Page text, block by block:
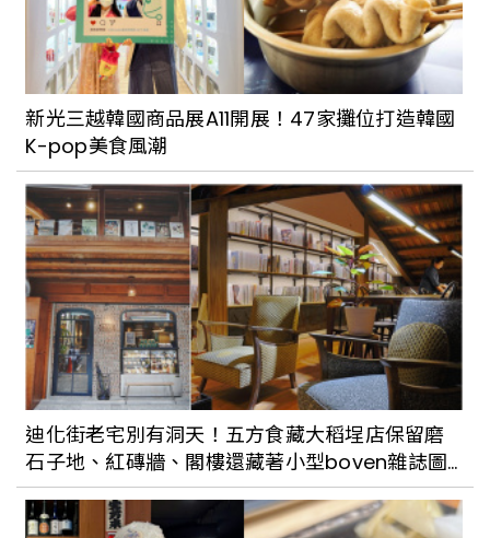
新光三越韓國商品展A11開展！47家攤位打造韓國
K-pop美食風潮
迪化街老宅別有洞天！五方食藏大稻埕店保留磨
石子地、紅磚牆、閣樓還藏著小型boven雜誌圖
書館